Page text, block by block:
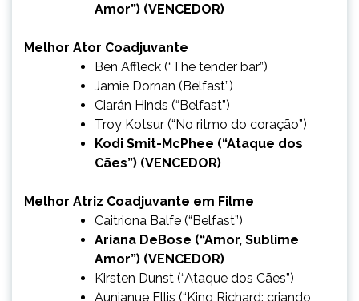
Amor”) (VENCEDOR)
Melhor Ator Coadjuvante
Ben Affleck (“The tender bar”)
Jamie Dornan (Belfast”)
Ciarán Hinds (“Belfast”)
Troy Kotsur (“No ritmo do coração”)
Kodi Smit-McPhee (“Ataque dos
Cães”) (VENCEDOR)
Melhor Atriz Coadjuvante em Filme
Caitriona Balfe (“Belfast”)
Ariana DeBose (“Amor, Sublime
Amor”) (VENCEDOR)
Kirsten Dunst (“Ataque dos Cães”)
Aunjanue Ellis (“King Richard: criando